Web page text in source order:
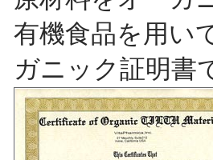
有機食品を用い
ガニック証明書